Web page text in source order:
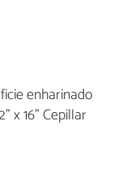
enharinado
x 16" Cepillar